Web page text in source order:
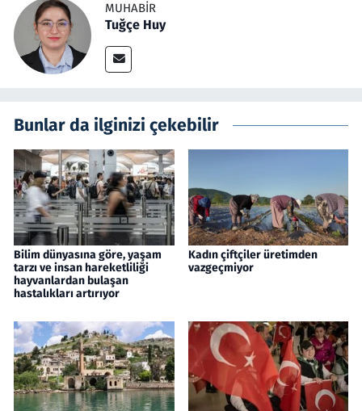
MUHABIR
Tuğçe Huy
Bunlar da ilginizi çekebilir
Bilim dünyasına göre, yaşam
tarzı ve insan hareketliliği
hayvanlardan bulaşan
hastalıkları artırıyor
Kadın çiftçiler üretimden
vazgeçmiyor